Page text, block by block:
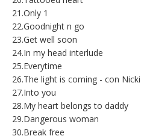
21.Only 1
22.Goodnight n go
23.Get well soon
24.In my head interlude
25.Everytime
26.The light is coming - con
27.Into you
28.My heart belongs to daddy
29.Dangerous woman
30.Break free